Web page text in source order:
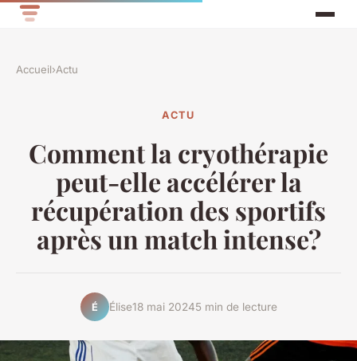
Accueil›Actu
ACTU
Comment la cryothérapie
peut-elle accélérer la
récupération des sportifs
après un match intense?
É Élise18 mai 20245 min de lecture